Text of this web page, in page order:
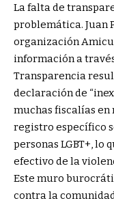
La falta de
problemática. Juan
organización
información a
Transparencia
declaración de
muchas fiscalías en
registro específico
personas LGBT+,
efectivo de la
Este muro
contra la